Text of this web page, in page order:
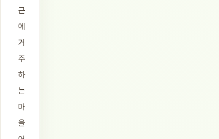
근
에
거
주
하
는
마
을